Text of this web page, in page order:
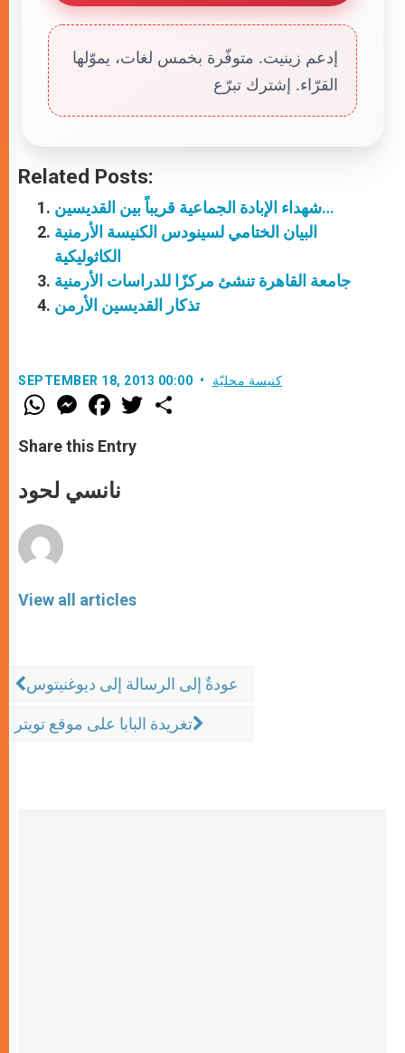
إدعم زينيت. متوفّرة بخمس لغات، يموّلها
القرّاء. إشترك تبرّع
Related Posts:
شهداء الإبادة الجماعية قريباً بين القديسين…
البيان الختامي لسينودس الكنيسة الأرمنية
الكاثوليكية
جامعة القاهرة تنشئ مركزًا للدراسات الأرمنية
تذكار القديسين الأرمن
SEPTEMBER 18, 2013 00:00 كنيسة محليّة
W
h
t
s
p
p
M
e
s
e
e
F
a
e
b
o
k
w
Share this Entry
نانسي لحود
View all articles
عودةٌ إلى الرسالة إلى ديوغنيتوس
تغريدة البابا على موقع تويتر